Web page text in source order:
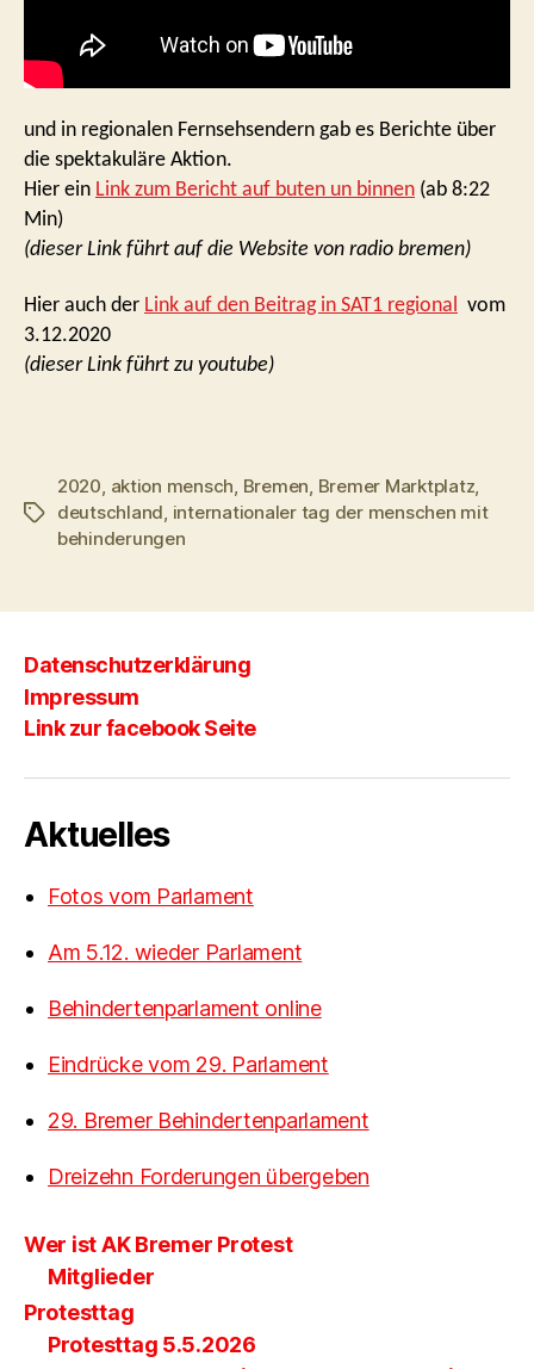
und in regionalen Fernsehsendern gab es Berichte über
die spektakuläre Aktion.
Hier ein Link zum Bericht auf buten un binnen (ab 8:22
Min)
(dieser Link führt auf die Website von radio bremen)
Hier auch der Link auf den Beitrag in SAT1 regional vom
3.12.2020
(dieser Link führt zu youtube)
Schlagwörter
2020, aktion mensch, Bremen, Bremer Marktplatz,
deutschland, internationaler tag der menschen mit
behinderungen
Datenschutzerklärung
Impressum
Link zur facebook Seite
Aktuelles
Fotos vom Parlament
Am 5.12. wieder Parlament
Behindertenparlament online
Eindrücke vom 29. Parlament
29. Bremer Behindertenparlament
Dreizehn Forderungen übergeben
Wer ist AK Bremer Protest
Mitglieder
Protesttag
Protesttag 5.5.2026